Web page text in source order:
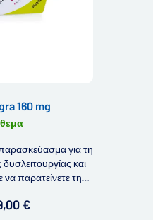
160 mg
για τη
και
να παρατείνετε την
Kamagra 160 mg.
€